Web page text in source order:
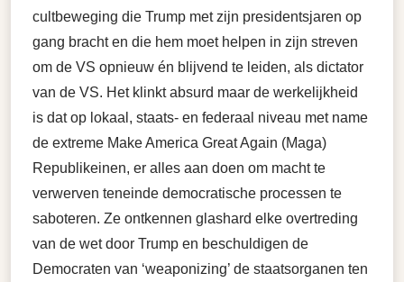
cultbeweging die Trump met zijn presidentsjaren op
gang bracht en die hem moet helpen in zijn streven
om de VS opnieuw én blijvend te leiden, als dictator
van de VS. Het klinkt absurd maar de werkelijkheid
is dat op lokaal, staats- en federaal niveau met name
de extreme Make America Great Again (Maga)
Republikeinen, er alles aan doen om macht te
verwerven teneinde democratische processen te
saboteren. Ze ontkennen glashard elke overtreding
van de wet door Trump en beschuldigen de
Democraten van ‘weaponizing’ de staatsorganen ten